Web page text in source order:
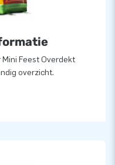
Feest Overdekt
overzicht.